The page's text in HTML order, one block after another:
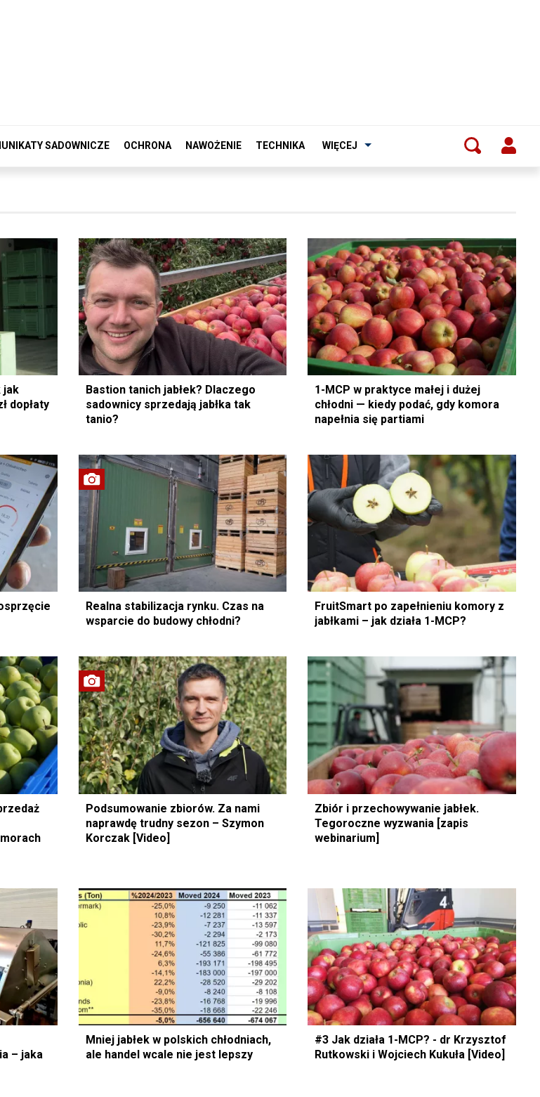
SADOWNICZE OCHRONA NAWOŻENIE TECHNIKA WIĘCEJ
jak
dopłaty
Bastion tanich jabłek? Dlaczego
sadownicy sprzedają jabłka tak
tanio?
1-MCP w praktyce małej i dużej
chłodni — kiedy podać, gdy komora
napełnia się partiami
Realna stabilizacja rynku. Czas na
wsparcie do budowy chłodni?
FruitSmart po zapełnieniu komory z
jabłkami – jak działa 1-MCP?
Podsumowanie zbiorów. Za nami
naprawdę trudny sezon – Szymon
Korczak [Video]
Zbiór i przechowywanie jabłek.
Tegoroczne wyzwania [zapis
webinarium]
– jaka
Mniej jabłek w polskich chłodniach,
ale handel wcale nie jest lepszy
#3 Jak działa 1-MCP? - dr Krzysztof
Rutkowski i Wojciech Kukuła [Video]